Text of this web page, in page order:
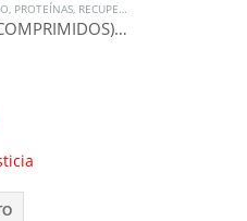
LOS SUPLEMENTOS,VITAMINA
, PROTEÍNAS, RECUPERACIÓN
COLÁGENO CON MAGNESIO (180 COMPRIMIDOS) – Ana Maria Lajusticia